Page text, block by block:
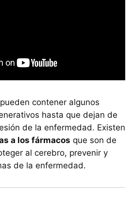
contener algunos
hasta que dejan de
de la enfermedad. Existen
a los fármacos que son de
al cerebro, prevenir y
de la enfermedad.